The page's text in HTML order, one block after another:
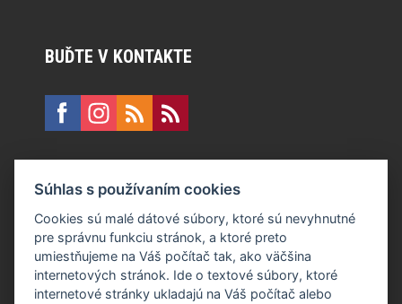
BUĎTE V KONTAKTE
E:recepcia@formfactory.sk
Form Factory Slovakia s.r.o., Ružová dolina 480/6, 821 08
Bratislava
Súhlas s používaním cookies
Cookies sú malé dátové súbory, ktoré sú nevyhnutné
pre správnu funkciu stránok, a ktoré preto
umiestňujeme na Váš počítač tak, ako väčšina
internetových stránok. Ide o textové súbory, ktoré
internetové stránky ukladajú na Váš počítač alebo